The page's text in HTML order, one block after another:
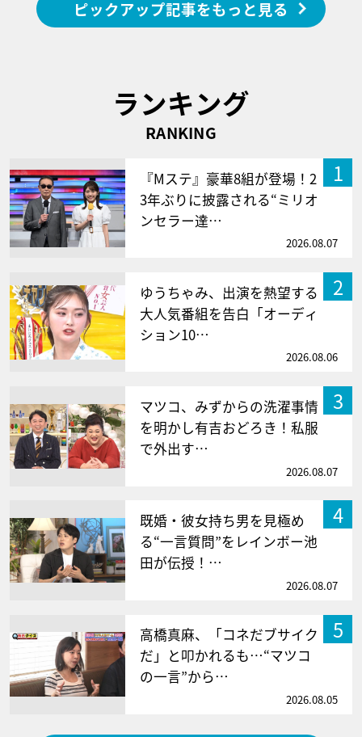
ピックアップ記事をもっと見る
ランキング
RANKING
1
『Mステ』豪華8組が登場！2
3年ぶりに披露される“ミリオ
ンセラー達…
2026.08.07
2
ゆうちゃみ、出演を熱望する
大人気番組を告白「オーディ
ション10…
2026.08.06
3
マツコ、みずからの洗濯事情
を明かし有吉おどろき！私服
で外出す…
2026.08.07
4
既婚・彼女持ち男を見極め
る“一言質問”をレインボー池
田が伝授！…
2026.08.07
5
高橋真麻、「コネだブサイク
だ」と叩かれるも…“マツコ
の一言”から…
2026.08.05